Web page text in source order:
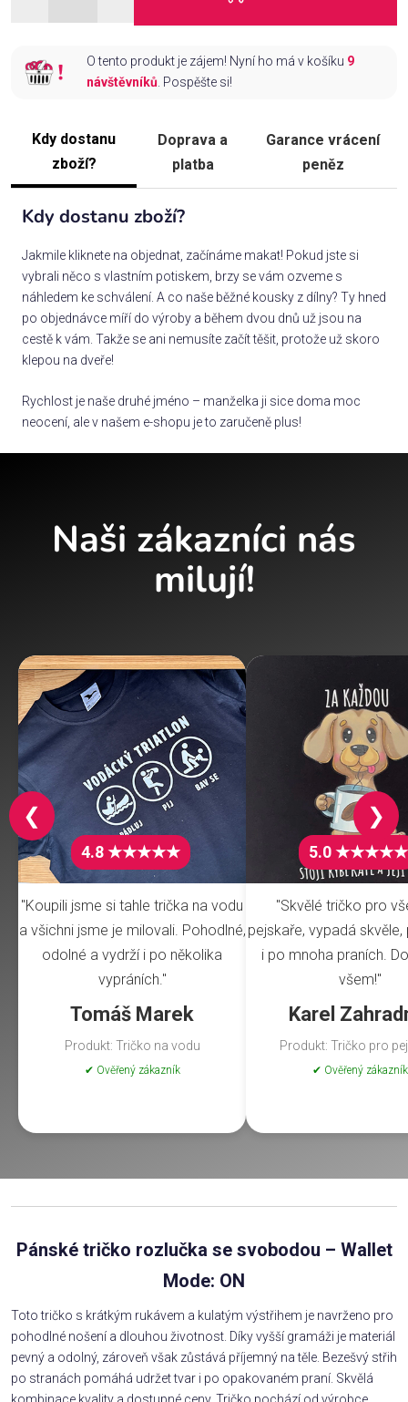
O tento produkt je zájem! Nyní ho má v košíku 9
návštěvníků. Pospěšte si!
Kdy dostanu
zboží?
Doprava a
platba
Garance vrácení
peněz
Kdy dostanu zboží?
Jakmile kliknete na objednat, začínáme makat! Pokud jste si
vybrali něco s vlastním potiskem, brzy se vám ozveme s
náhledem ke schválení. A co naše běžné kousky z dílny? Ty hned
po objednávce míří do výroby a během dvou dnů už jsou na
cestě k vám. Takže se ani nemusíte začít těšit, protože už skoro
klepou na dveře!
Rychlost je naše druhé jméno – manželka ji sice doma moc
neocení, ale v našem e-shopu je to zaručeně plus!
Naši zákazníci nás
milují!
4.8 ★★★★★
"Koupili jsme si tahle trička na vodu
a všichni jsme je milovali. Pohodlné,
odolné a vydrží i po několika
vypráních."
Tomáš Marek
Produkt: Tričko na vodu
✔ Ověřený zákazník
5.0 ★★★★★
"Skvělé tričko pro
pejskaře, vypadá
i po mnoha praních.
všem!"
Karel
Produkt: Tričko pro
✔ Ověřený zákazník
❮ ❯
Pánské tričko rozlučka se svobodou – Wallet
Mode: ON
Toto tričko s krátkým rukávem a kulatým výstřihem je navrženo pro
pohodlné nošení a dlouhou životnost. Díky vyšší gramáži je materiál
pevný a odolný, zároveň však zůstává příjemný na těle. Bezešvý střih
po stranách pomáhá udržet tvar i po opakovaném praní. Skvělá